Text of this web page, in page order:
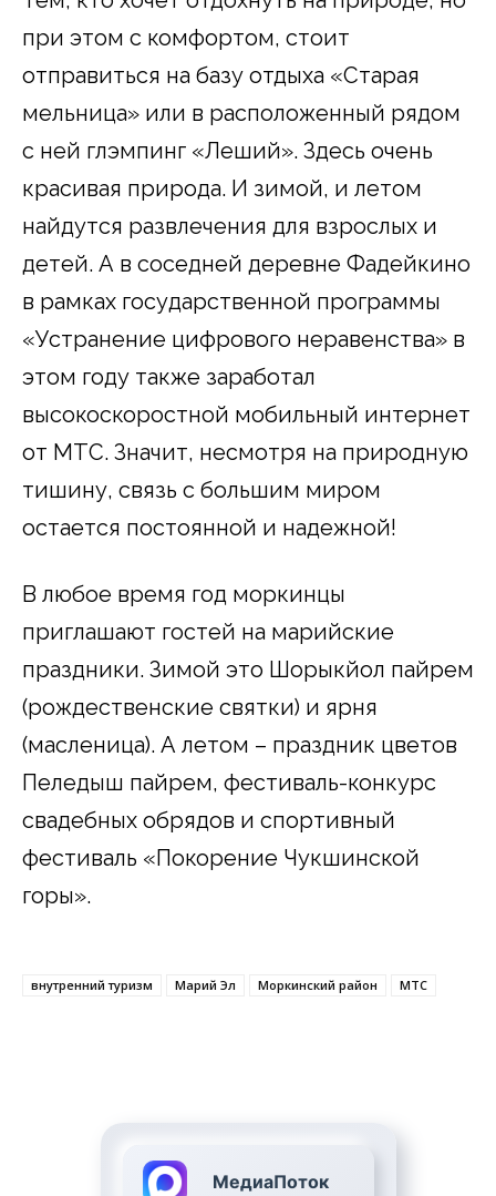
при этом с комфортом, стоит
отправиться на базу отдыха «Старая
мельница» или в расположенный рядом
с ней глэмпинг «Леший». Здесь очень
красивая природа. И зимой, и летом
найдутся развлечения для взрослых и
детей. А в соседней деревне Фадейкино
в рамках государственной программы
«Устранение цифрового неравенства» в
этом году также заработал
высокоскоростной мобильный интернет
от МТС. Значит, несмотря на природную
тишину, связь с большим миром
остается постоянной и надежной!
В любое время год моркинцы
приглашают гостей на марийские
праздники. Зимой это Шорыкйол пайрем
(рождественские святки) и Ӱярня
(масленица). А летом – праздник цветов
Пеледыш пайрем, фестиваль-конкурс
свадебных обрядов и спортивный
фестиваль «Покорение Чукшинской
горы».
внутренний туризм Марий Эл Моркинский район МТС
МедиаПоток